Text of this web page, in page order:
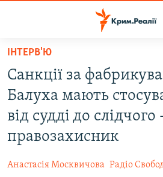
Перейти
основного
матеріалу
Перейти
до
основної
Перейти
ВОДА.КРИМ
ВІДЕО ТА ФОТО
ІНТЕРВ'Ю
Санкції за
Балуха мають
від судді до слідчого
правозахисник
Анастасія Москвичова Радіо